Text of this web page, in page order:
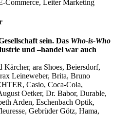
Commerce, Leiter Marketing
sein. Das Who-is-Who
und –handel war auch
ara Shoes, Beiersdorf,
Leineweber, Brita, Bruno
Casio, Coca-Cola,
Oetker, Dr. Babor, Durable,
Arden, Eschenbach Optik,
Gebrüder Götz, Hama,